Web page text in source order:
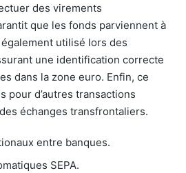
des virements
que les fonds parviennent à
utilisé lors des
une identification correcte
dans la zone euro. Enfin, ce
pour d’autres transactions
échanges transfrontaliers.
entre banques.
SEPA.